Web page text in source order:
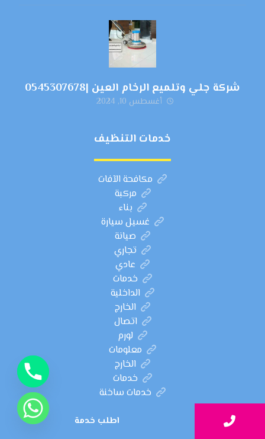
شركة جلي وتلميع الرخام العين |0545307678
أغسطس 10, 2024
خدمات التنظيف
مكافحة الآفات
مركبة
بناء
غسيل سيارة
صيانة
تجاري
عادي
خدمات
الداخلية
الخارج
اتصال
لورم
معلومات
الخارج
خدمات
خدمات ساخنة
اطلب خدمة